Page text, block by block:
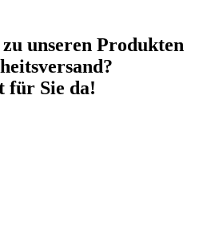
unseren Produkten
für Sie da!